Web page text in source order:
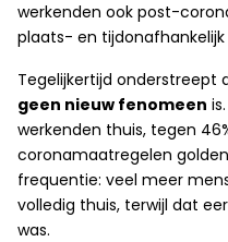
werkenden ook post-
plaats- en tijdonafhankelijk
Tegelijkertijd onderstreept
geen nieuw fenomeen
werkenden thuis, tegen
coronamaatregelen
frequentie: veel meer
volledig thuis, terwijl dat
was.